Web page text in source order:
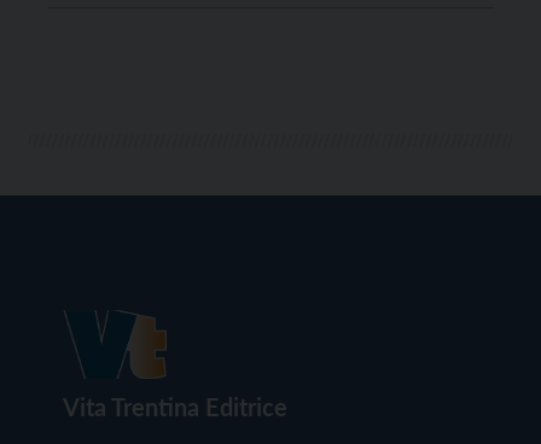
Vita Trentina Editrice